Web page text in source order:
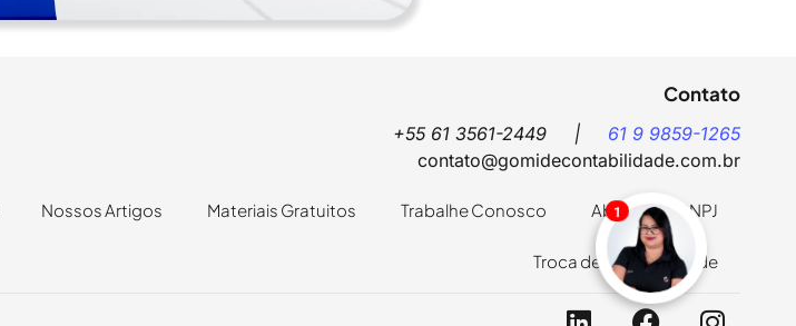
Contato
+55 61 3561-2449 | 61 9 9859-1265
contato@gomidecontabilidade.com.br
Nossos Artigos Materiais Gratuitos Trabalhe Conosco Abrir Novo CNPJ
Troca de Contabilidade
1